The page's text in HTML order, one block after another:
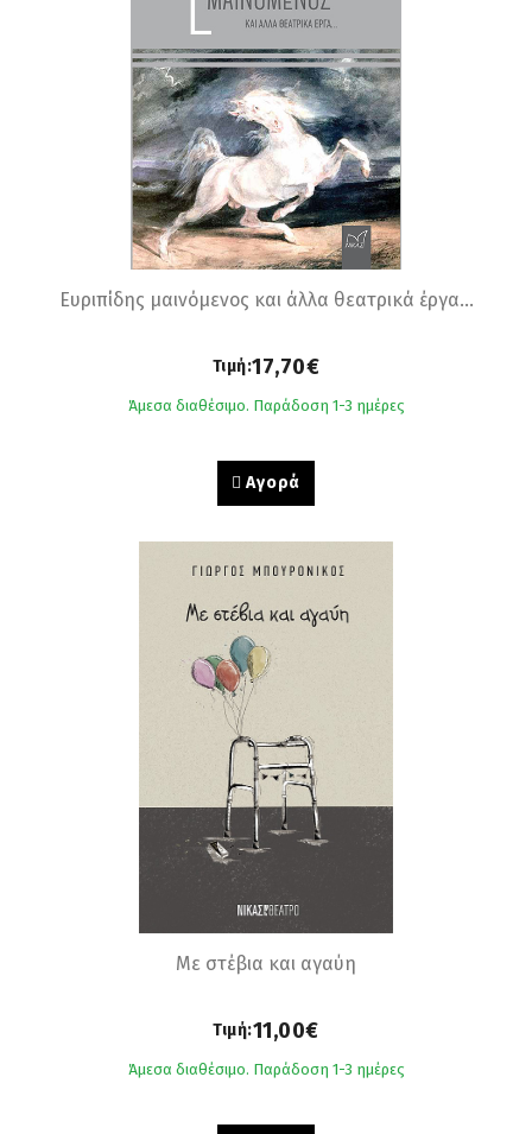
Ευριπίδης μαινόμενος και άλλα θεατρικά έργα...
Τιμή:17,70€
Άμεσα διαθέσιμο. Παράδοση 1-3 ημέρες
Αγορά
Με στέβια και αγαύη
Τιμή:11,00€
Άμεσα διαθέσιμο. Παράδοση 1-3 ημέρες